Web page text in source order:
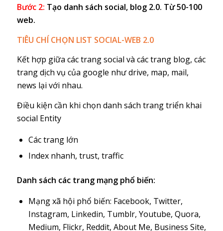
Bước 2: Tạo danh sách social, blog 2.0. Từ 50-100
web.
TIÊU CHÍ CHỌN LIST SOCIAL-WEB 2.0
Kết hợp giữa các trang social và các trang blog, các
trang dịch vụ của google như drive, map, mail,
news lại với nhau.
Điều kiện cần khi chọn danh sách trang triển khai
social Entity
Các trang lớn
Index nhanh, trust, traffic
Danh sách các trang mạng phổ biến:
Mạng xã hội phổ biến: Facebook, Twitter,
Instagram, Linkedin, Tumblr, Youtube, Quora,
Medium, Flickr, Reddit, About Me, Business Site,